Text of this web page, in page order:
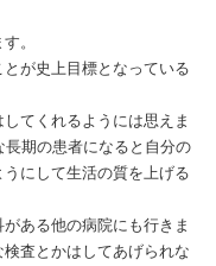
。
が史上目標となっている
てくれるようには思えま
期の患者になると自分の
にして生活の質を上げる
ある他の病院にも行きま
査とかはしてあげられな